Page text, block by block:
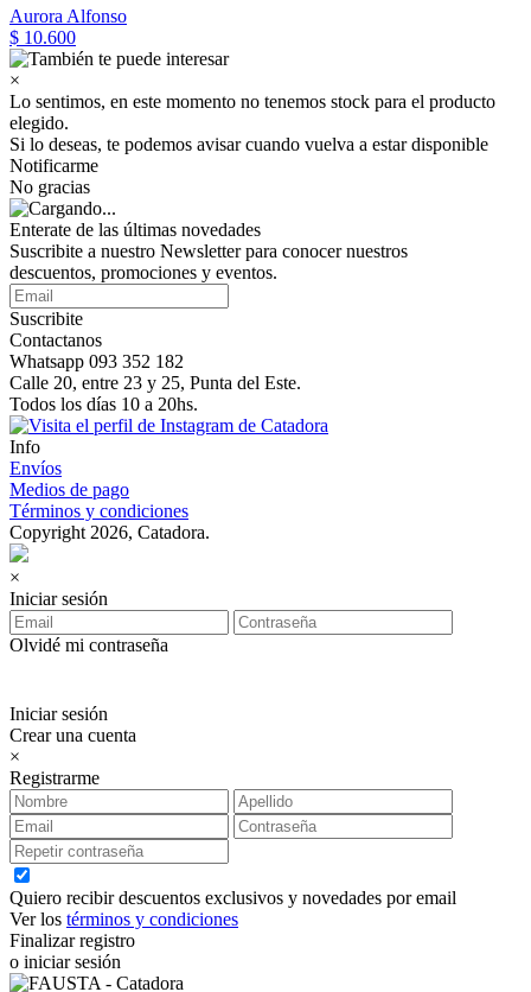
Aurora Alfonso
$ 10.600
×
Lo sentimos, en este momento no tenemos stock para el producto
elegido.
Si lo deseas, te podemos avisar cuando vuelva a estar disponible
Notificarme
No gracias
Enterate de las últimas novedades
Suscribite a nuestro Newsletter para conocer nuestros
descuentos, promociones y eventos.
Suscribite
Contactanos
Whatsapp 093 352 182
Calle 20, entre 23 y 25, Punta del Este.
Todos los días 10 a 20hs.
Info
Envíos
Medios de pago
Términos y condiciones
Copyright 2026, Catadora.
×
Iniciar sesión
Olvidé mi contraseña
Iniciar sesión
Crear una cuenta
×
Registrarme
Quiero recibir descuentos exclusivos y novedades por email
Ver los términos y condiciones
Finalizar registro
o iniciar sesión